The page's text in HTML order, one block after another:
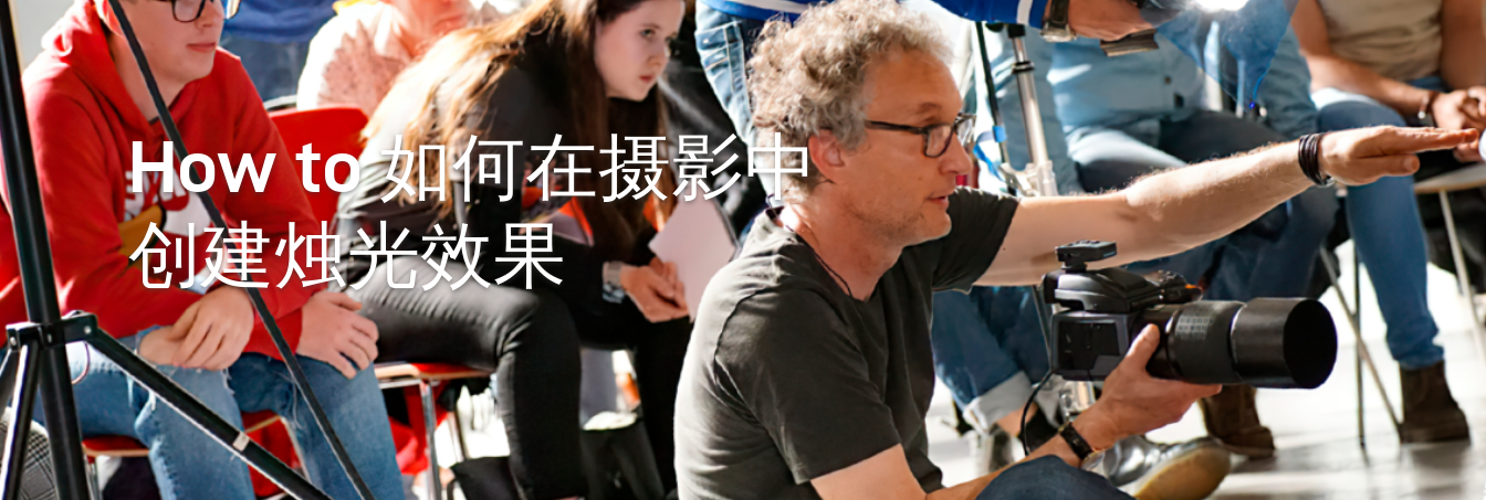
How to 如何在摄影中
创建烛光效果